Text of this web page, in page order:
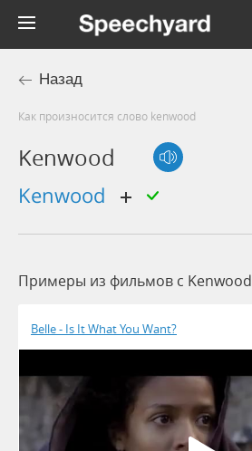
Назад
Как произносится слово kenwood
Kenwood
kenwood
Примеры из фильмов c Kenwood
Belle - Is It What You Want?